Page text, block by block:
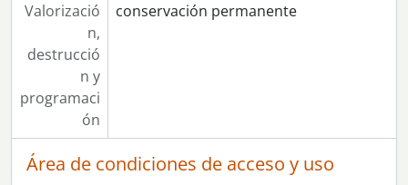
Valorizació
n,
destrucció
n y
programaci
ón
conservación permanente
Área de condiciones de acceso y uso